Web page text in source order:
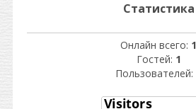
Статистика
Онлайн всего: 1
Гостей: 1
Пользователей: